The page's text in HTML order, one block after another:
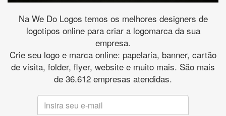
Na We Do Logos temos os melhores designers de
logotipos online para criar a logomarca da sua
empresa.
Crie seu logo e marca online: papelaria, banner, cartão
de visita, folder, flyer, website e muito mais. São mais
de 36.612 empresas atendidas.